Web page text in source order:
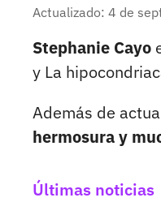
Actualizado: 4 de
Stephanie Cayo
y La
Además de
hermosura y
Últimas noticias